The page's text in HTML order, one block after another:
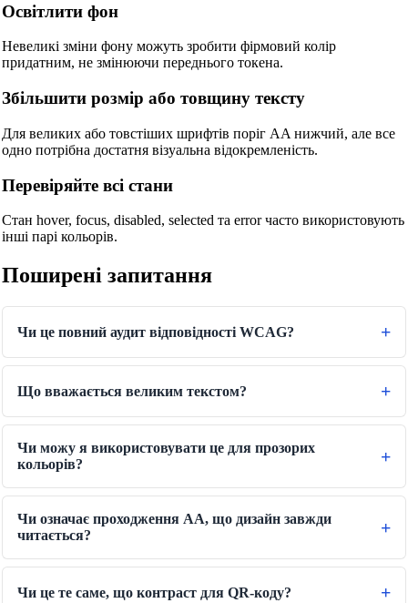
🔗Пов'язані Інструменти
📐Конвертери Одиниць
Конвертер Довжини
Конвертер ваги
Конвертер температур
Конвертер об'єму
Конвертер сухого об'ємів
Конвертер площі
Конвертер енергії
Конвертер витрати палива
Перетворювач тиску
Конвертер швидкості
Конвертер часу
Конвертер Binary/Hex/Decimal
Перекладач кодексу Морзе
Освітлити фон
Невеликі зміни фону можуть зробити фірмовий колір
придатним, не змінюючи переднього токена.
Збільшити розмір або товщину тексту
Для великих або товстіших шрифтів поріг AA нижчий, але все
одно потрібна достатня візуальна відокремленість.
Перевіряйте всі стани
Стан hover, focus, disabled, selected та error часто використовують
інші парі кольорів.
Поширені запитання
Чи це повний аудит відповідності WCAG?
Що вважається великим текстом?
Чи можу я використовувати це для прозорих
кольорів?
Чи означає проходження AA, що дизайн завжди
читається?
Чи це те саме, що контраст для QR-коду?